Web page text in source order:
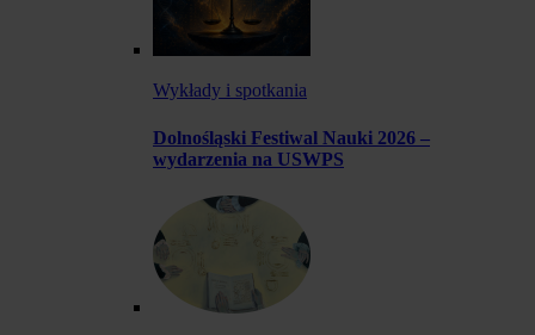
Wykłady i spotkania
Dolnośląski Festiwal Nauki 2026 –
wydarzenia na USWPS